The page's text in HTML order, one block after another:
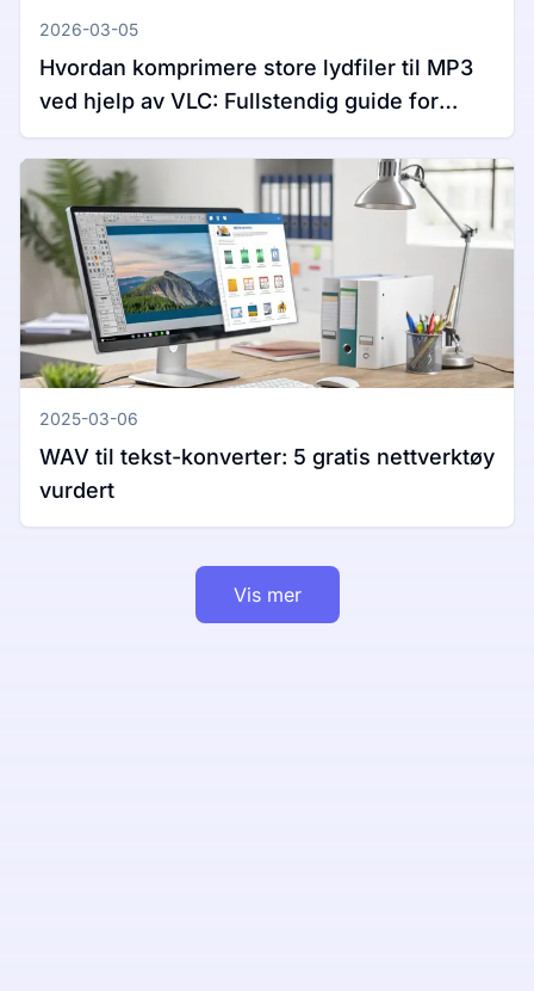
2026-03-05
Hvordan komprimere store lydfiler til MP3
ved hjelp av VLC: Fullstendig guide for
Windows og Mac
2025-03-06
WAV til tekst-konverter: 5 gratis nettverktøy
vurdert
Vis mer